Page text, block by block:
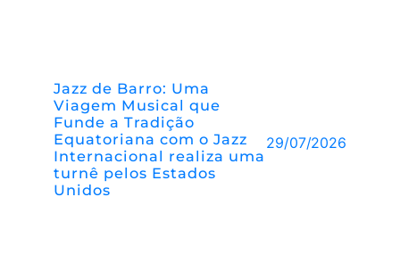
Jazz de Barro: Uma
Viagem Musical que
Funde a Tradição
Equatoriana com o Jazz
Internacional realiza uma
turnê pelos Estados
Unidos
29/07/2026